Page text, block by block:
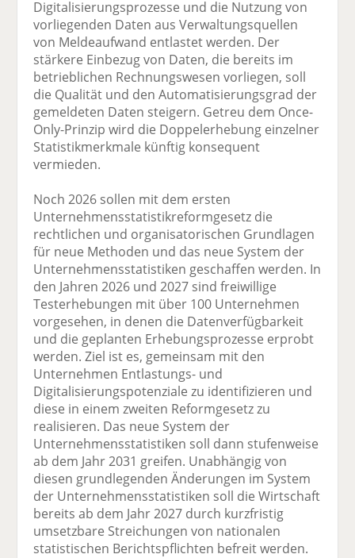
Digitalisierungsprozesse und die Nutzung von
vorliegenden Daten aus Verwaltungsquellen
von Meldeaufwand entlastet werden. Der
stärkere Einbezug von Daten, die bereits im
betrieblichen Rechnungswesen vorliegen, soll
die Qualität und den Automatisierungsgrad der
gemeldeten Daten steigern. Getreu dem Once-
Only-Prinzip wird die Doppelerhebung einzelner
Statistikmerkmale künftig konsequent
vermieden.
Noch 2026 sollen mit dem ersten
Unternehmensstatistikreformgesetz die
rechtlichen und organisatorischen Grundlagen
für neue Methoden und das neue System der
Unternehmensstatistiken geschaffen werden. In
den Jahren 2026 und 2027 sind freiwillige
Testerhebungen mit über 100 Unternehmen
vorgesehen, in denen die Datenverfügbarkeit
und die geplanten Erhebungsprozesse erprobt
werden. Ziel ist es, gemeinsam mit den
Unternehmen Entlastungs- und
Digitalisierungspotenziale zu identifizieren und
diese in einem zweiten Reformgesetz zu
realisieren. Das neue System der
Unternehmensstatistiken soll dann stufenweise
ab dem Jahr 2031 greifen. Unabhängig von
diesen grundlegenden Änderungen im System
der Unternehmensstatistiken soll die Wirtschaft
bereits ab dem Jahr 2027 durch kurzfristig
umsetzbare Streichungen von nationalen
statistischen Berichtspflichten befreit werden.